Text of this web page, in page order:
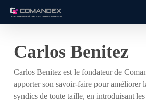
Skip
contentCarlos Benitez
Carlos Benitez est le fondateur de
apporter son savoir-faire pour améliorer
syndics de toute taille, en introduisant